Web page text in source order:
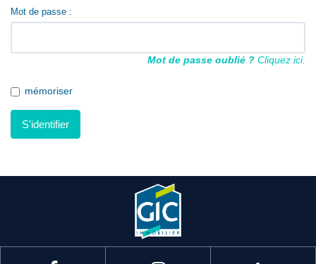
Mot de passe :
Mot de passe oublié ? Cliquez ici.
mémoriser
S'identifier